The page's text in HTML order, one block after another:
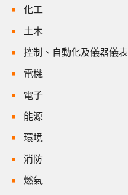
化工
土木
控制、自動化及儀器儀表
電機
電子
能源
環境
消防
燃氣